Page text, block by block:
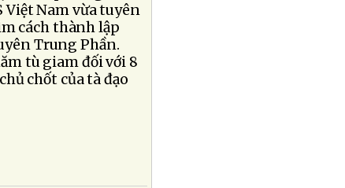
Việt Nam vừa tuyên
cách thành lập
Trung Phần.
tù giam đối với 8
chốt của tà đạo